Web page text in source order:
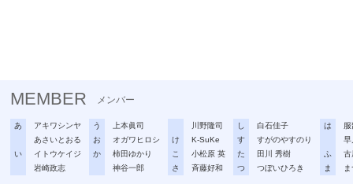
MEMBER メンバー
あ
アキワシンヤ
あさいとおる
い
イトウケイジ
岩崎政志
う
上本眞司
お
オガワヒロシ
か
柿田ゆかり
神谷一郎
川野隆司
け
K-SuKe
こ
小松原 英
さ
斉藤好和
し
白石佳子
す
すがのやすのり
た
田川 秀樹
つ
つぼいひろき
は
早
ふ
古
ま